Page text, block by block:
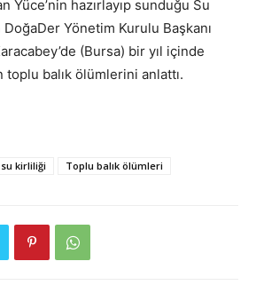
Yüce’nin hazırlayıp sunduğu Su
DoğaDer Yönetim Kurulu Başkanı
(Bursa) bir yıl içinde
toplu balık ölümlerini anlattı.
kirliliği Toplu balık ölümleri